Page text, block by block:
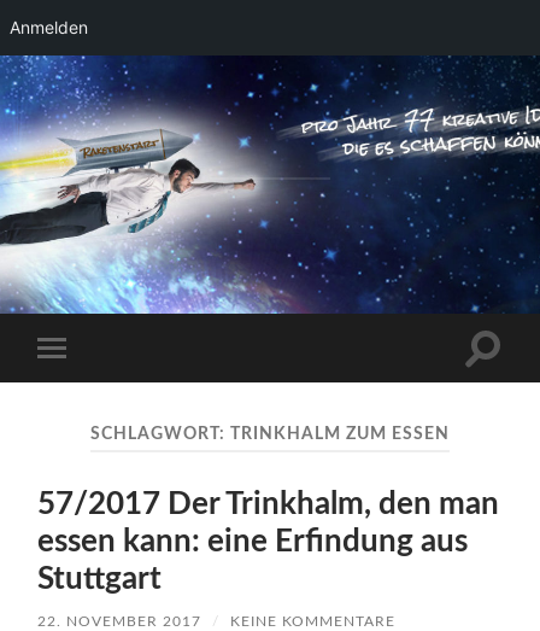
Anmelden
RAKETENSTART
Pro Jahr 77 kreative Ideen, die es schaffen
können ...
Menü
SCHLAGWORT: TRINKHALM ZUM ESSEN
57/2017 Der Trinkhalm, den man
essen kann: eine Erfindung aus
Stuttgart
22. NOVEMBER 2017 / KEINE KOMMENTARE